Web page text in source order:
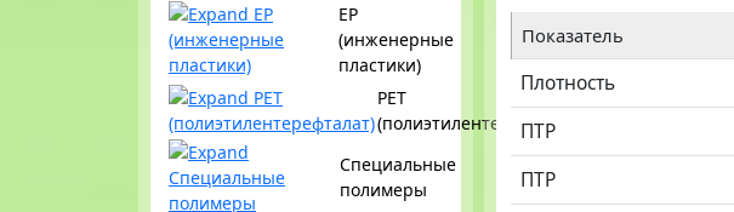
EP
(инженерные
пластики)
PET
(полиэтилентерефталат)
Специальные
полимеры
Показатель
Плотность
ПТР
ПТР